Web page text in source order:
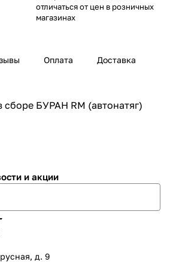
отличаться от цен в розничных
магазинах
Оплата Доставка
сборе БУРАН RM (автонатяг)
и акции
д. 9